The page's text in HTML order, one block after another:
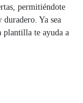
permitiéndote
Ya sea
plantilla te ayuda a